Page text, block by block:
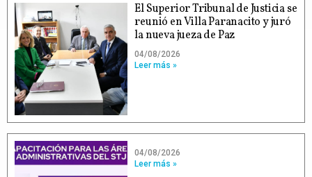
El Superior Tribunal de Justicia se
reunió en Villa Paranacito y juró
la nueva jueza de Paz
04/08/2026
Leer más »
04/08/2026
Leer más »